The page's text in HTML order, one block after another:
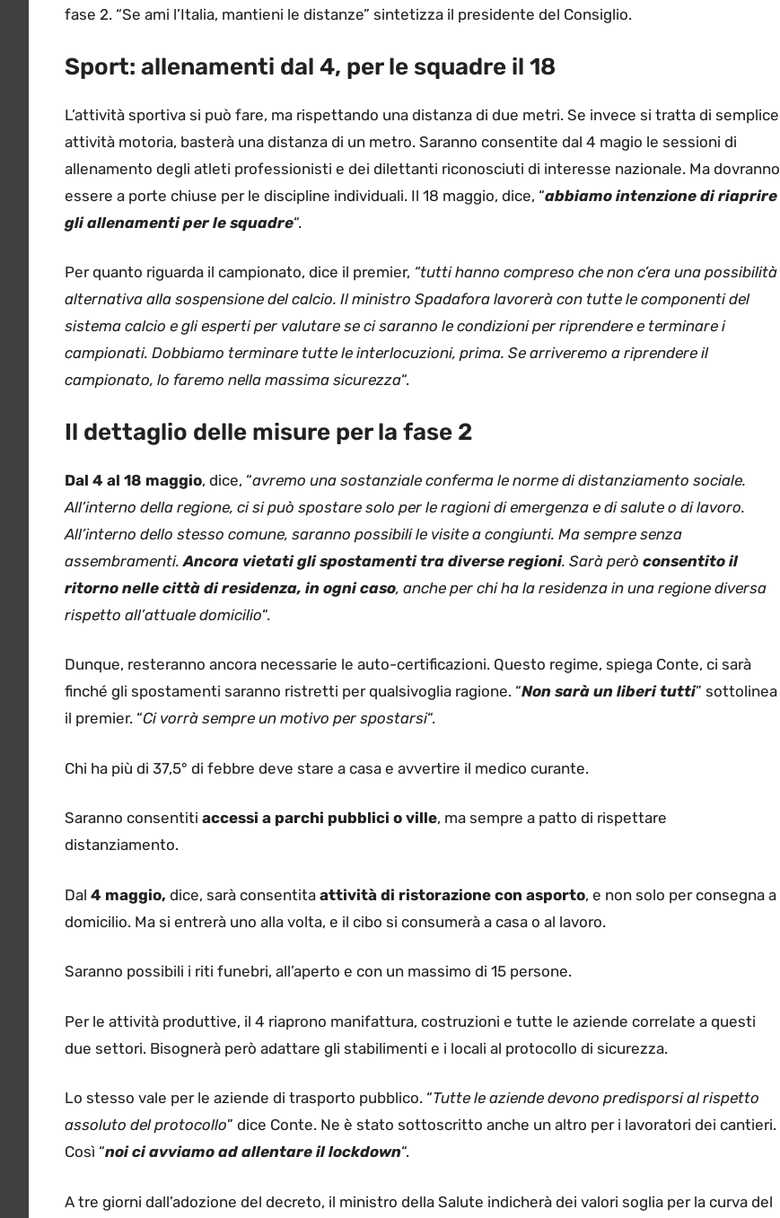
fase 2. “Se ami l’Italia, mantieni le distanze” sintetizza il presidente del Consiglio.
Sport: allenamenti dal 4, per le squadre il 18
L’attività sportiva si può fare, ma rispettando una distanza di due metri. Se invece si tratta di semplice
attività motoria, basterà una distanza di un metro. Saranno consentite dal 4 magio le sessioni di
allenamento degli atleti professionisti e dei dilettanti riconosciuti di interesse nazionale. Ma dovranno
essere a porte chiuse per le discipline individuali. Il 18 maggio, dice, “abbiamo intenzione di riaprire
gli allenamenti per le squadre“.
Per quanto riguarda il campionato, dice il premier, “tutti hanno compreso che non c’era una possibilità
alternativa alla sospensione del calcio. Il ministro Spadafora lavorerà con tutte le componenti del
sistema calcio e gli esperti per valutare se ci saranno le condizioni per riprendere e terminare i
campionati. Dobbiamo terminare tutte le interlocuzioni, prima. Se arriveremo a riprendere il
campionato, lo faremo nella massima sicurezza“.
Il dettaglio delle misure per la fase 2
Dal 4 al 18 maggio, dice, “avremo una sostanziale conferma le norme di distanziamento sociale.
All’interno della regione, ci si può spostare solo per le ragioni di emergenza e di salute o di lavoro.
All’interno dello stesso comune, saranno possibili le visite a congiunti. Ma sempre senza
assembramenti.Ancora vietati gli spostamenti tra diverse regioni. Sarà però consentito il
ritorno nelle città di residenza, in ogni caso, anche per chi ha la residenza in una regione diversa
rispetto all’attuale domicilio“.
Dunque, resteranno ancora necessarie le auto-certificazioni. Questo regime, spiega Conte, ci sarà
finché gli spostamenti saranno ristretti per qualsivoglia ragione. “Non sarà un liberi tutti” sottolinea
il premier. “Ci vorrà sempre un motivo per spostarsi“.
Chi ha più di 37,5° di febbre deve stare a casa e avvertire il medico curante.
Saranno consentiti accessi a parchi pubblici o ville, ma sempre a patto di rispettare
distanziamento.
Dal 4 maggio, dice, sarà consentita attività di ristorazione con asporto, e non solo per consegna a
domicilio. Ma si entrerà uno alla volta, e il cibo si consumerà a casa o al lavoro.
Saranno possibili i riti funebri, all’aperto e con un massimo di 15 persone.
Per le attività produttive, il 4 riaprono manifattura, costruzioni e tutte le aziende correlate a questi
due settori. Bisognerà però adattare gli stabilimenti e i locali al protocollo di sicurezza.
Lo stesso vale per le aziende di trasporto pubblico. “Tutte le aziende devono predisporsi al rispetto
assoluto del protocollo” dice Conte. Ne è stato sottoscritto anche un altro per i lavoratori dei cantieri.
Così “noi ci avviamo ad allentare il lockdown“.
A tre giorni dall’adozione del decreto, il ministro della Salute indicherà dei valori soglia per la curva del